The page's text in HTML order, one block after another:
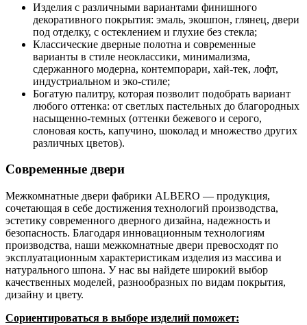
Изделия с различными вариантами финишного
декоративного покрытия: эмаль, экошпон, глянец, двери
под отделку, с остеклением и глухие без стекла;
Классические дверные полотна и современные
варианты в стиле неоклассики, минимализма,
сдержанного модерна, контемпорари, хай-тек, лофт,
индустриальном и эко-стиле;
Богатую палитру, которая позволит подобрать вариант
любого оттенка: от светлых пастельных до благородных
насыщенно-темных (оттенки бежевого и серого,
слоновая кость, капучино, шоколад и множество других
различных цветов).
Современные двери
Межкомнатные двери фабрики ALBERO — продукция,
сочетающая в себе достижения технологий производства,
эстетику современного дверного дизайна, надежность и
безопасность. Благодаря инновационным технологиям
производства, наши межкомнатные двери превосходят по
эксплуатационным характеристикам изделия из массива и
натурального шпона. У нас вы найдете широкий выбор
качественных моделей, разнообразных по видам покрытия,
дизайну и цвету.
Сориентироваться в выборе изделий поможет: